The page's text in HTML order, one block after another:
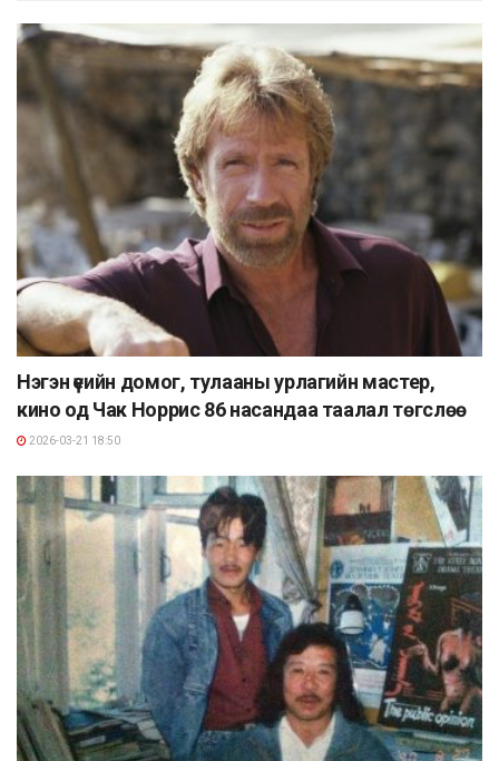
Нэгэн үеийн домог, тулааны урлагийн мастер,
кино од Чак Норрис 86 насандаа таалал төгслөө
2026-03-21 18:50